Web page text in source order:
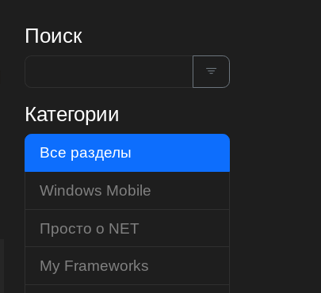
Поиск
Категории
Все разделы
Windows Mobile
Просто о NET
My Frameworks